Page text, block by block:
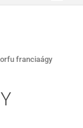
franciaágy